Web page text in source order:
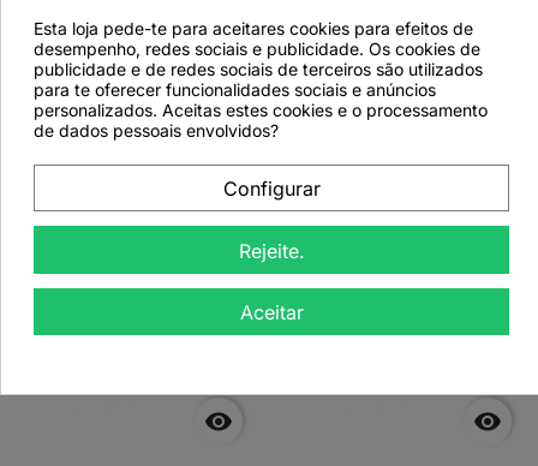
1Kg
Ver detalhes
200grs
 
Esta loja pede-te para aceitares cookies para efeitos de
desempenho, redes sociais e publicidade. Os cookies de
publicidade e de redes sociais de terceiros são utilizados
para te oferecer funcionalidades sociais e anúncios
personalizados. Aceitas estes cookies e o processamento
de dados pessoais envolvidos?
Configurar
Rejeite.
Aceitar